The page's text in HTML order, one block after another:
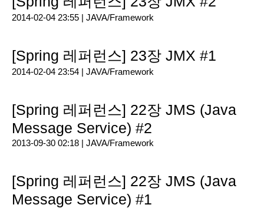
2014-02-04 23:55 | JAVA/Framework
[Spring 레퍼런스] 23장 JMX #1
2014-02-04 23:54 | JAVA/Framework
[Spring 레퍼런스] 22장 JMS (Java
Message Service) #2
2013-09-30 02:18 | JAVA/Framework
[Spring 레퍼런스] 22장 JMS (Java
Message Service) #1